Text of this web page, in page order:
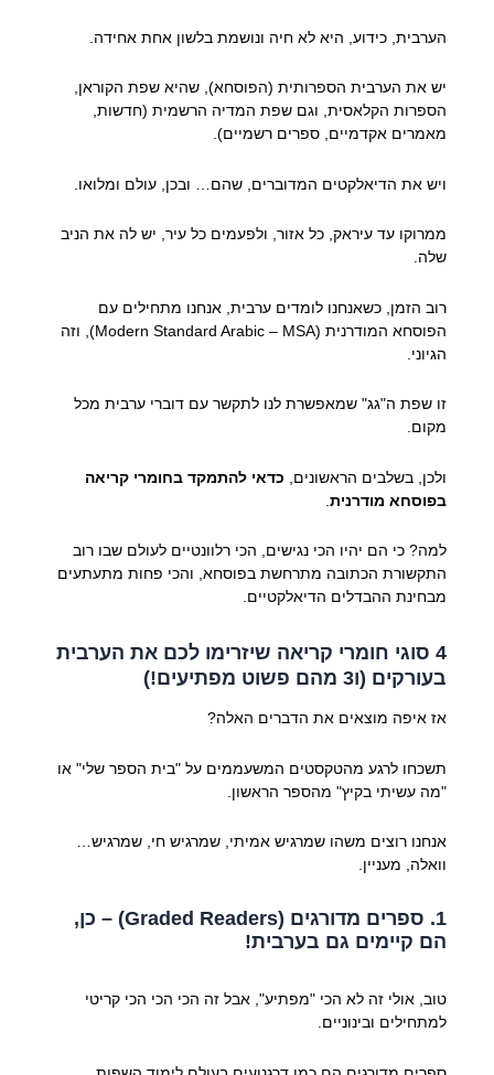
הערבית, כידוע, היא לא חיה ונושמת בלשון אחת אחידה.
יש את הערבית הספרותית (הפוסחא), שהיא שפת הקוראן,
הספרות הקלאסית, וגם שפת המדיה הרשמית (חדשות,
מאמרים אקדמיים, ספרים רשמיים).
ויש את הדיאלקטים המדוברים, שהם… ובכן, עולם ומלואו.
ממרוקו עד עיראק, כל אזור, ולפעמים כל עיר, יש לה את הניב
שלה.
רוב הזמן, כשאנחנו לומדים ערבית, אנחנו מתחילים עם
הפוסחא המודרנית (Modern Standard Arabic – MSA), וזה
הגיוני.
זו שפת ה"גג" שמאפשרת לנו לתקשר עם דוברי ערבית מכל
מקום.
ולכן, בשלבים הראשונים, כדאי להתמקד בחומרי קריאה
בפוסחא מודרנית.
למה? כי הם יהיו הכי נגישים, הכי רלוונטיים לעולם שבו רוב
התקשורת הכתובה מתרחשת בפוסחא, והכי פחות מתעתעים
מבחינת ההבדלים הדיאלקטיים.
4 סוגי חומרי קריאה שיזרימו לכם את הערבית
בעורקים (ו3 מהם פשוט מפתיעים!)
אז איפה מוצאים את הדברים האלה?
תשכחו לרגע מהטקסטים המשעממים על "בית הספר שלי" או
"מה עשיתי בקיץ" מהספר הראשון.
אנחנו רוצים משהו שמרגיש אמיתי, שמרגיש חי, שמרגיש…
וואלה, מעניין.
1. ספרים מדורגים (Graded Readers) – כן,
הם קיימים גם בערבית!
טוב, אולי זה לא הכי "מפתיע", אבל זה הכי הכי הכי קריטי
למתחילים ובינוניים.